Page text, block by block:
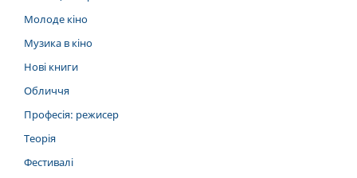
Молоде кіно
Музика в кіно
Нові книги
Обличчя
Професія: режисер
Теорія
Фестивалі